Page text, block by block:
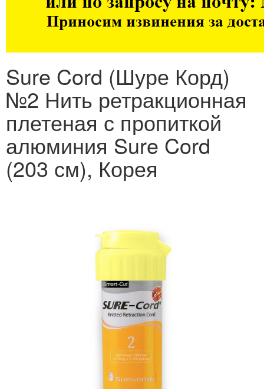
Sure Cord (Шуре Корд)
№2 Нить ретракционная
плетеная с пропиткой
алюминия Sure Cord
(203 см), Корея